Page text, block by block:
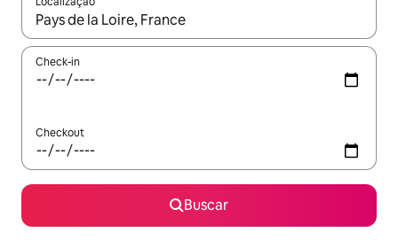
Quando os resultados estiverem disponíveis, explore-os
Check-in
Checkout
Buscar